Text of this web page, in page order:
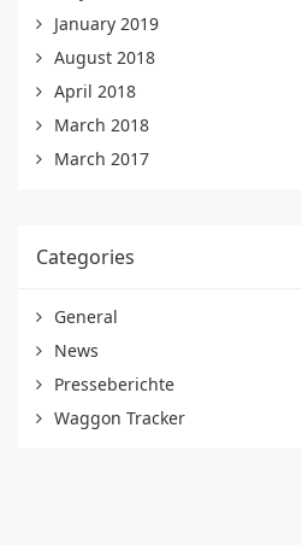
January 2019
August 2018
April 2018
March 2018
March 2017
Categories
General
News
Presseberichte
Waggon Tracker